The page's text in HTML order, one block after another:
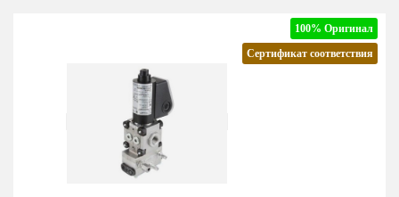
100% Оригинал
Сертификат соответствия